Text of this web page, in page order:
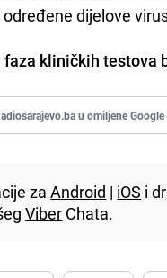
dijelove
faza kliničkih testova
u omiljene
zaAndroid | iOS i
Viber Chata.